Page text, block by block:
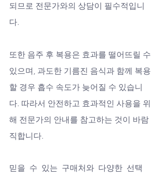
되므로 전문가와의 상담이 필수적입니
다.
또한 음주 후 복용은 효과를 떨어뜨릴 수
있으며, 과도한 기름진 음식과 함께 복용
할 경우 흡수 속도가 늦어질 수 있습니
다. 따라서 안전하고 효과적인 사용을 위
해 전문가의 안내를 참고하는 것이 바람
직합니다.
믿을 수 있는 구매처와 다양한 선택